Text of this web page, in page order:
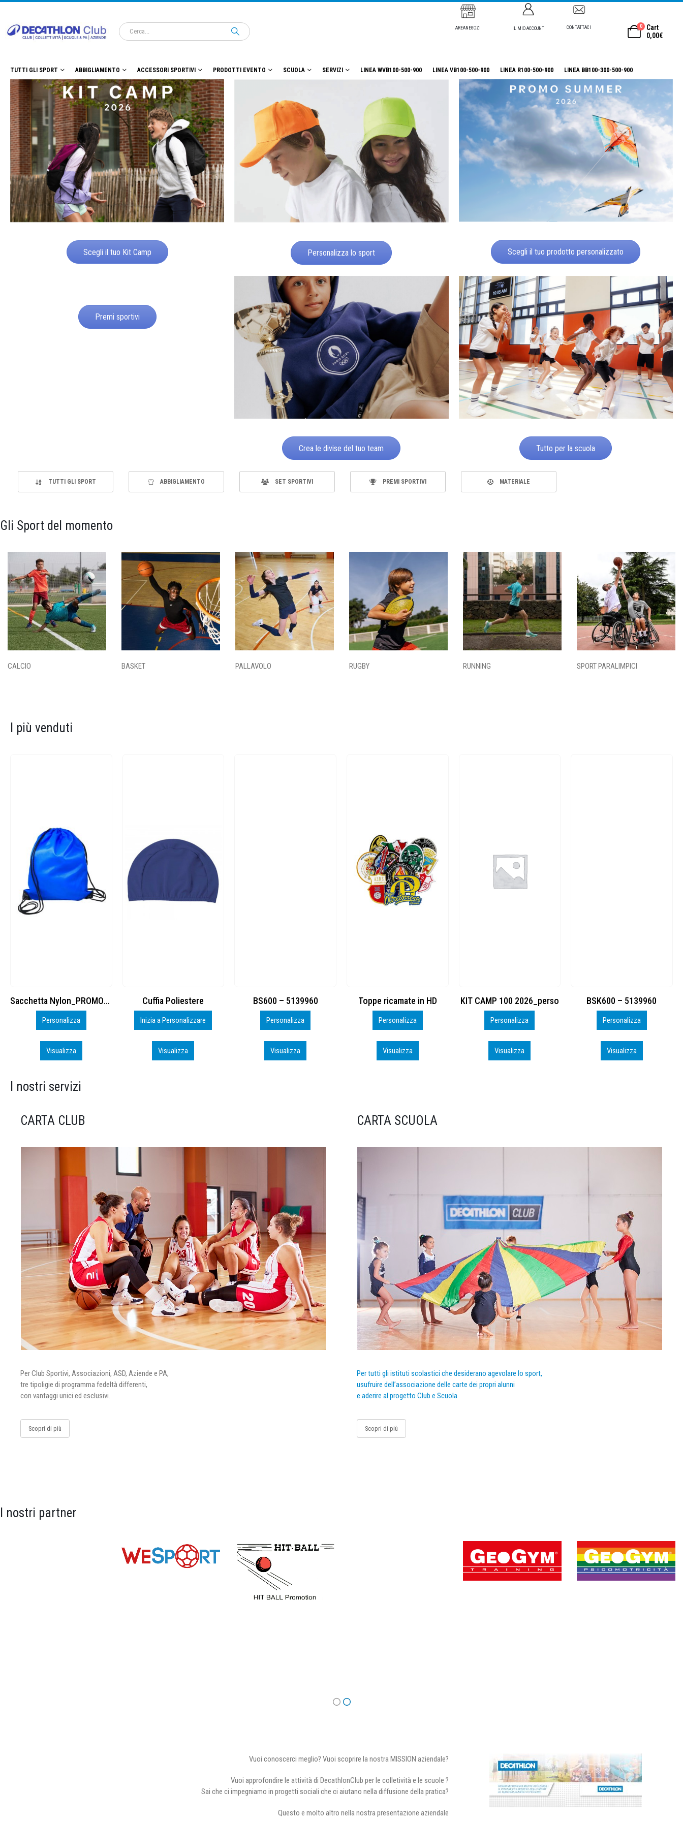
AREANEGOZI IL MIO ACCOUNT CONTATTACI 0
Cart
0,00€
TUTTI GLI SPORT ABBIGLIAMENTO ACCESSORI SPORTIVI PRODOTTI EVENTO SCUOLA SERVIZI LINEA WVB100-500-900 LINEA VB100-500-900 LINEA R100-500-900 LINEA BB100-300-500-900
Scegli il tuo Kit Camp Personalizza lo sport Scegli il tuo prodotto personalizzato
Premi sportivi
Crea le divise del tuo team Tutto per la scuola
TUTTI GLI SPORT ABBIGLIAMENTO SET SPORTIVI PREMI SPORTIVI MATERIALE
Gli Sport del momento
CALCIO BASKET PALLAVOLO RUGBY RUNNING SPORT PARALIMPICI
I più venduti
Cuffia Poliestere
Inizia a Personalizzare
Visualizza
BS600 – 5139960
Personalizza
Visualizza
Toppe ricamate in HD
Personalizza
Visualizza
KIT CAMP 100 2026_perso
Personalizza
Visualizza
BSK600 – 5139960
Personalizza
Visualizza
DTF
Personalizza
Visualizza
I nostri servizi
CARTA CLUB
Per Club Sportivi, Associazioni, ASD, Aziende e PA,
tre tipoligie di programma fedeltà differenti,
con vantaggi unici ed esclusivi.
Scopri di più
CARTA SCUOLA
Per tutti gli istituti scolastici che desiderano agevolare lo sport,
usufruire dell’associazione delle carte dei propri alunni
e aderire al progetto Club e Scuola
Scopri di più
I nostri partner
Vuoi conoscerci meglio? Vuoi scoprire la nostra MISSION aziendale?
Vuoi approfondire le attività di DecathlonClub per le colletività e le scuole ?
Sai che ci impegniamo in progetti sociali che ci aiutano nella diffusione della pratica?
Questo e molto altro nella nostra presentazione aziendale